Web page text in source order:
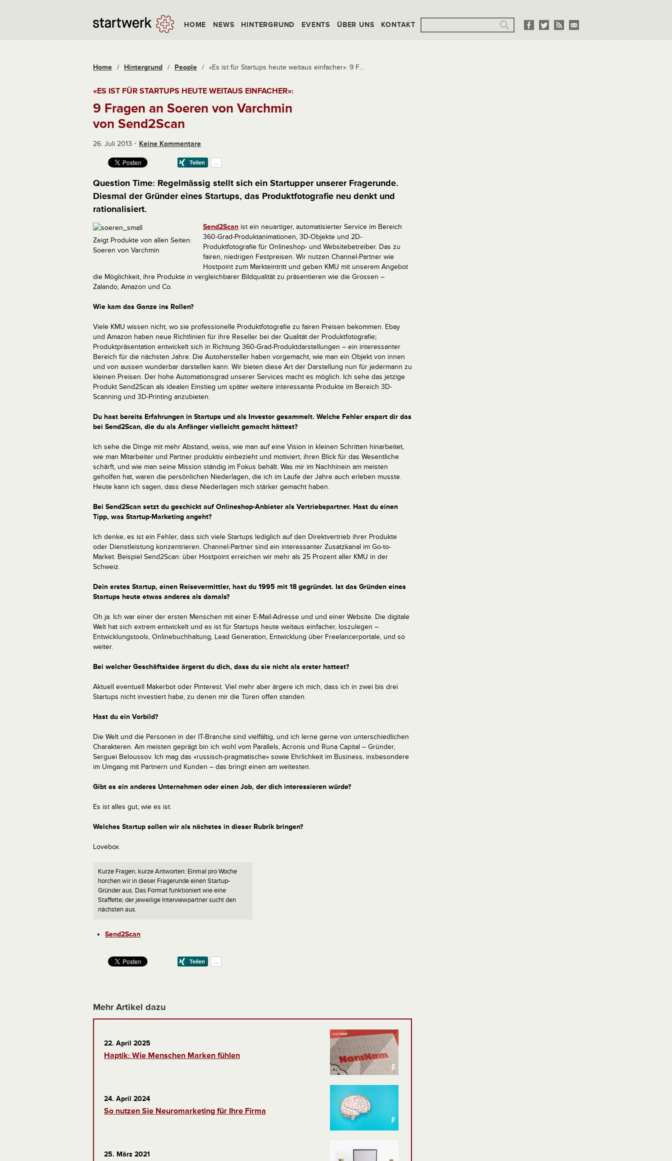
HOME NEWS HINTERGRUND EVENTS ÜBER UNS KONTAKT
Home / Hintergrund / People / «Es ist für Startups heute weitaus einfacher»: 9 F...
«ES IST FÜR STARTUPS HEUTE WEITAUS EINFACHER»:
9 Fragen an Soeren von Varchmin
von Send2Scan
26. Juli 2013 Keine Kommentare
Question Time: Regelmässig stellt sich ein Startupper unserer Fragerunde.
Diesmal der Gründer eines Startups, das Produktfotografie neu denkt und
rationalisiert.
Zeigt Produkte von allen Seiten:
Soeren von Varchmin
Send2Scan ist ein neuartiger, automatisierter Service im Bereich
360-Grad-Produktanimationen, 3D-Objekte und 2D-
Produktfotografie für Onlineshop- und Websitebetreiber. Das zu
fairen, niedrigen Festpreisen. Wir nutzen Channel-Partner wie
Hostpoint zum Markteintritt und geben KMU mit unserem Angebot
die Möglichkeit, ihre Produkte in vergleichbarer Bildqualität zu präsentieren wie die Grossen –
Zalando, Amazon und Co.
Wie kam das Ganze ins Rollen?
Viele KMU wissen nicht, wo sie professionelle Produktfotografie zu fairen Preisen bekommen. Ebay
und Amazon haben neue Richtlinien für ihre Reseller bei der Qualität der Produktfotografie;
Produktpräsentation entwickelt sich in Richtung 360-Grad-Produktdarstellungen – ein interessanter
Bereich für die nächsten Jahre. Die Autohersteller haben vorgemacht, wie man ein Objekt von innen
und von aussen wunderbar darstellen kann. Wir bieten diese Art der Darstellung nun für jedermann zu
kleinen Preisen. Der hohe Automationsgrad unserer Services macht es möglich. Ich sehe das jetzige
Produkt Send2Scan als idealen Einstieg um später weitere interessante Produkte im Bereich 3D-
Scanning und 3D-Printing anzubieten.
Du hast bereits Erfahrungen in Startups und als Investor gesammelt. Welche Fehler erspart dir das
bei Send2Scan, die du als Anfänger vielleicht gemacht hättest?
Ich sehe die Dinge mit mehr Abstand, weiss, wie man auf eine Vision in kleinen Schritten hinarbeitet,
wie man Mitarbeiter und Partner produktiv einbezieht und motiviert, ihren Blick für das Wesentliche
schärft, und wie man seine Mission ständig im Fokus behält. Was mir im Nachhinein am meisten
geholfen hat, waren die persönlichen Niederlagen, die ich im Laufe der Jahre auch erleben musste.
Heute kann ich sagen, dass diese Niederlagen mich stärker gemacht haben.
Bei Send2Scan setzt du geschickt auf Onlineshop-Anbieter als Vertriebspartner. Hast du einen
Tipp, was Startup-Marketing angeht?
Ich denke, es ist ein Fehler, dass sich viele Startups lediglich auf den Direktvertrieb ihrer Produkte
oder Dienstleistung konzentrieren. Channel-Partner sind ein interessanter Zusatzkanal im Go-to-
Market. Beispiel Send2Scan: über Hostpoint erreichen wir mehr als 25 Prozent aller KMU in der
Schweiz.
Dein erstes Startup, einen Reisevermittler, hast du 1995 mit 18 gegründet. Ist das Gründen eines
Startups heute etwas anderes als damals?
Oh ja. Ich war einer der ersten Menschen mit einer E-Mail-Adresse und und einer Website. Die digitale
Welt hat sich extrem entwickelt und es ist für Startups heute weitaus einfacher, loszulegen –
Entwicklungstools, Onlinebuchhaltung, Lead Generation, Entwicklung über Freelancerportale, und so
weiter.
Bei welcher Geschäftsidee ärgerst du dich, dass du sie nicht als erster hattest?
Aktuell eventuell Makerbot oder Pinterest. Viel mehr aber ärgere ich mich, dass ich in zwei bis drei
Startups nicht investiert habe, zu denen mir die Türen offen standen.
Hast du ein Vorbild?
Die Welt und die Personen in der IT-Branche sind vielfältig, und ich lerne gerne von unterschiedlichen
Charakteren. Am meisten geprägt bin ich wohl vom Parallels, Acronis und Runa Capital – Gründer,
Serguei Beloussov. Ich mag das «russisch-pragmatische» sowie Ehrlichkeit im Business, insbesondere
im Umgang mit Partnern und Kunden – das bringt einen am weitesten.
Gibt es ein anderes Unternehmen oder einen Job, der dich interessieren würde?
Es ist alles gut, wie es ist.
Welches Startup sollen wir als nächstes in dieser Rubrik bringen?
Lovebox.
Kurze Fragen, kurze Antworten: Einmal pro Woche
horchen wir in dieser Fragerunde einen Startup-
Gründer aus. Das Format funktioniert wie eine
Staffette; der jeweilige Interviewpartner sucht den
nächsten aus.
Send2Scan
Mehr Artikel dazu
22. April 2025
Haptik: Wie Menschen Marken fühlen
24. April 2024
So nutzen Sie Neuromarketing für Ihre Firma
25. März 2021